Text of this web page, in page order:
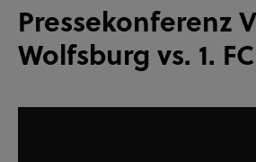
Pressekonferenz
Wolfsburg vs. 1.